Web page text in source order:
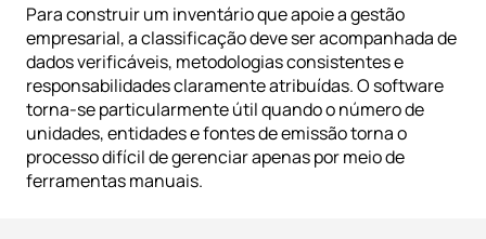
Para construir um inventário que apoie a gestão
empresarial, a classificação deve ser acompanhada de
dados verificáveis, metodologias consistentes e
responsabilidades claramente atribuídas. O software
torna-se particularmente útil quando o número de
unidades, entidades e fontes de emissão torna o
processo difícil de gerenciar apenas por meio de
ferramentas manuais.